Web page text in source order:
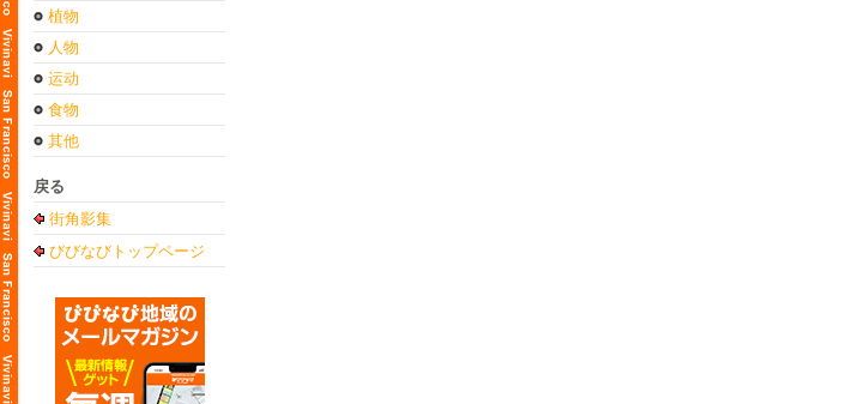
植物
人物
运动
食物
其他
戻る
街角影集
びびなびトップページ